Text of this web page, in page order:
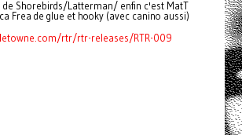
de Shorebirds/Latterman/ enfin c'est MatT
Frea de glue et hooky (avec canino aussi)
rtr/rtr-releases/RTR-009